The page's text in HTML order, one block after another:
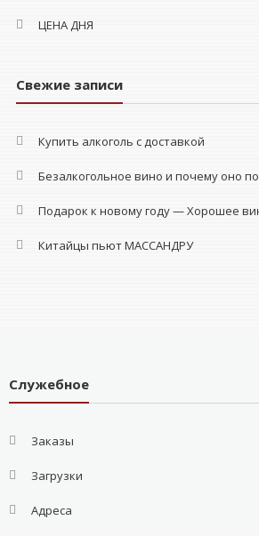
ЦЕНА ДНЯ
Свежие записи
Купить алкоголь с доставкой
Безалкогольное вино и почему оно
Подарок к новому году — Хорошее
Китайцы пьют МАССАНДРУ
Служебное
Заказы
Загрузки
Адреса